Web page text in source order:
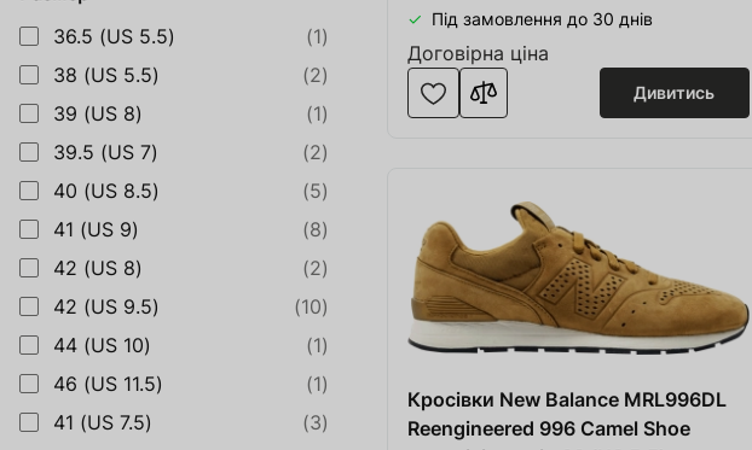
Вироби з дерева
Обладнання HoReCa
Виробництво
SOFT.ua
Тара та Пакування
36.5 (US 5.5)
(1)
38 (US 5.5)
(2)
39 (US 8)
(1)
39.5 (US 7)
(2)
40 (US 8.5)
(5)
41 (US 9)
(8)
42 (US 8)
(2)
42 (US 9.5)
(10)
44 (US 10)
(1)
46 (US 11.5)
(1)
41 (US 7.5)
(3)
Під замовлення до 30 днів
Договірна ціна
Дивитись
Кросівки New Balance MRL996DL
Reengineered 996 Camel Shoe